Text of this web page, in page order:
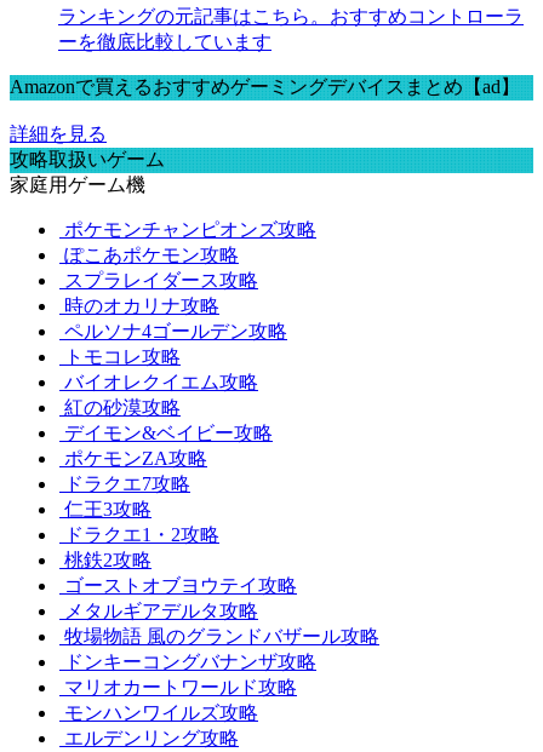
ランキングの元記事はこちら。おすすめコントローラ
ーを徹底比較しています
Amazonで買えるおすすめゲーミングデバイスまとめ【ad】
詳細を見る
攻略取扱いゲーム
家庭用ゲーム機
ポケモンチャンピオンズ攻略
ぽこあポケモン攻略
スプラレイダース攻略
時のオカリナ攻略
ペルソナ4ゴールデン攻略
トモコレ攻略
バイオレクイエム攻略
紅の砂漠攻略
デイモン&ベイビー攻略
ポケモンZA攻略
ドラクエ7攻略
仁王3攻略
ドラクエ1・2攻略
桃鉄2攻略
ゴーストオブヨウテイ攻略
メタルギアデルタ攻略
牧場物語 風のグランドバザール攻略
ドンキーコングバナンザ攻略
マリオカートワールド攻略
モンハンワイルズ攻略
エルデンリング攻略